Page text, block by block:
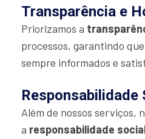
Transparência e
Priorizamos a
processos, garantindo
sempre informados e
Responsabilidade
Além de nossos serviços,
a responsabilidade